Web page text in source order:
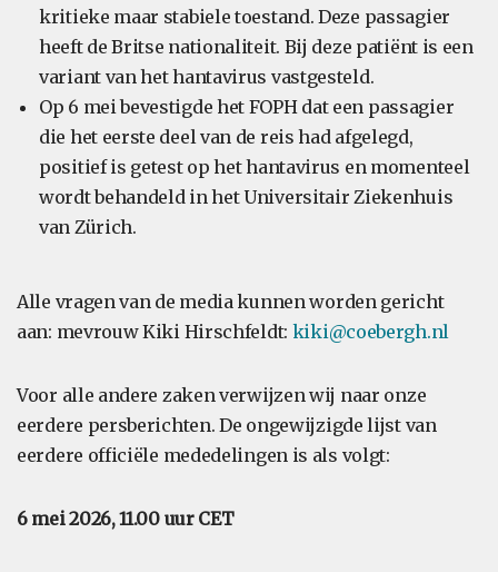
kritieke maar stabiele toestand. Deze passagier
heeft de Britse nationaliteit. Bij deze patiënt is een
variant van het hantavirus vastgesteld.
Op 6 mei bevestigde het FOPH dat een passagier
die het eerste deel van de reis had afgelegd,
positief is getest op het hantavirus en momenteel
wordt behandeld in het Universitair Ziekenhuis
van Zürich.
Alle vragen van de media kunnen worden gericht
aan: mevrouw Kiki Hirschfeldt: kiki@coebergh.nl
Voor alle andere zaken verwijzen wij naar onze
eerdere persberichten. De ongewijzigde lijst van
eerdere officiële mededelingen is als volgt:
6 mei 2026, 11.00 uur CET